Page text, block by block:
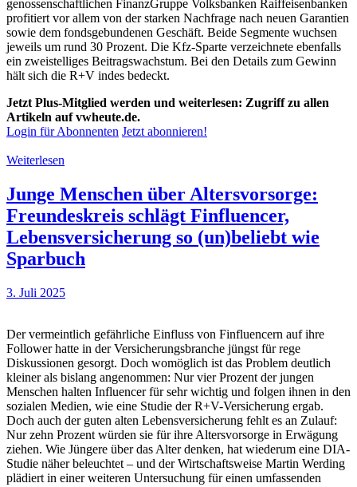
genossenschaftlichen FinanzGruppe Volksbanken Raiffeisenbanken
profitiert vor allem von der starken Nachfrage nach neuen Garantien
sowie dem fondsgebundenen Geschäft. Beide Segmente wuchsen
jeweils um rund 30 Prozent. Die Kfz-Sparte verzeichnete ebenfalls
ein zweistelliges Beitragswachstum. Bei den Details zum Gewinn
hält sich die R+V indes bedeckt.
Jetzt Plus-Mitglied werden und weiterlesen: Zugriff zu allen
Artikeln auf vwheute.de.
Login für Abonnenten Jetzt abonnieren!
Weiterlesen
Junge Menschen über Altersvorsorge:
Freundeskreis schlägt Finfluencer,
Lebensversicherung so (un)beliebt wie
Sparbuch
3. Juli 2025
Der vermeintlich gefährliche Einfluss von Finfluencern auf ihre
Follower hatte in der Versicherungsbranche jüngst für rege
Diskussionen gesorgt. Doch womöglich ist das Problem deutlich
kleiner als bislang angenommen: Nur vier Prozent der jungen
Menschen halten Influencer für sehr wichtig und folgen ihnen in den
sozialen Medien, wie eine Studie der R+V-Versicherung ergab.
Doch auch der guten alten Lebensversicherung fehlt es an Zulauf:
Nur zehn Prozent würden sie für ihre Altersvorsorge in Erwägung
ziehen. Wie Jüngere über das Alter denken, hat wiederum eine DIA-
Studie näher beleuchtet – und der Wirtschaftsweise Martin Werding
plädiert in einer weiteren Untersuchung für einen umfassenden